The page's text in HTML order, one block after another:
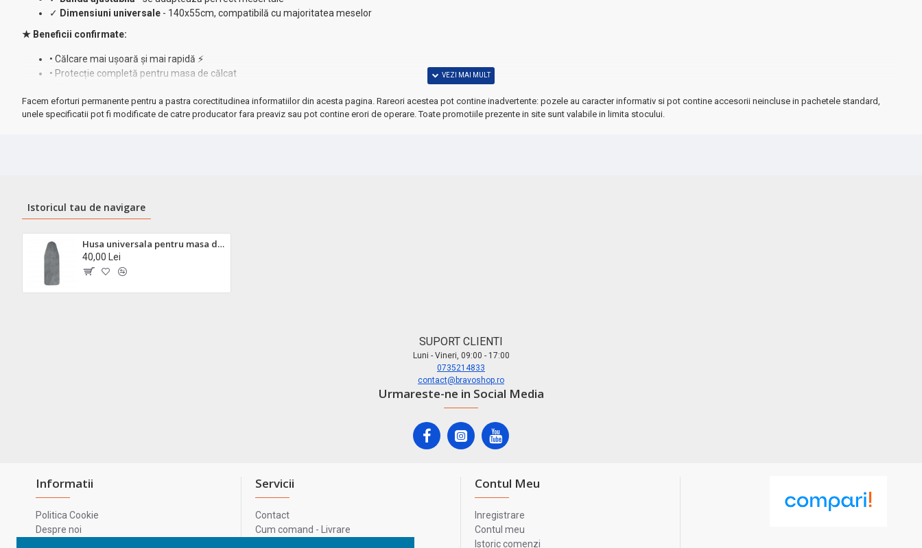
✓ Dimensiuni universale - 140x55cm, compatibilă cu majoritatea meselor
★ Beneficii confirmate:
• Călcare mai ușoară și mai rapidă ⚡
• Protecție completă pentru masa de călcat
• Experiență plăcută la fiecare folosire
Facem eforturi permanente pentru a pastra corectitudinea informatiilor din acesta pagina. Rareori acestea pot contine inadvertente: pozele au caracter informativ si pot contine accesorii neincluse in pachetele standard,
unele specificatii pot fi modificate de catre producator fara preaviz sau pot contine erori de operare. Toate promotiile prezente in site sunt valabile in limita stocului.
Istoricul tau de navigare
Husa universala pentru masa de calcat zilan zln2310 - 100% bumbac, 140x55cm, dubla protectie
40,00 Lei
SUPORT CLIENTI
Luni - Vineri, 09:00 - 17:00
0735214833
contact@bravoshop.ro
Urmareste-ne in Social Media
Informatii
Politica Cookie
Despre noi
Servicii
Contact
Cum comand - Livrare
Contul Meu
Inregistrare
Contul meu
Istoric comenzi